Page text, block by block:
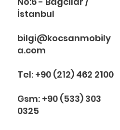
İstanbul
bilgi@kocsanmobily
a.com
Tel: +90 (212) 462 2100
Gsm: +90 (533) 303
0325